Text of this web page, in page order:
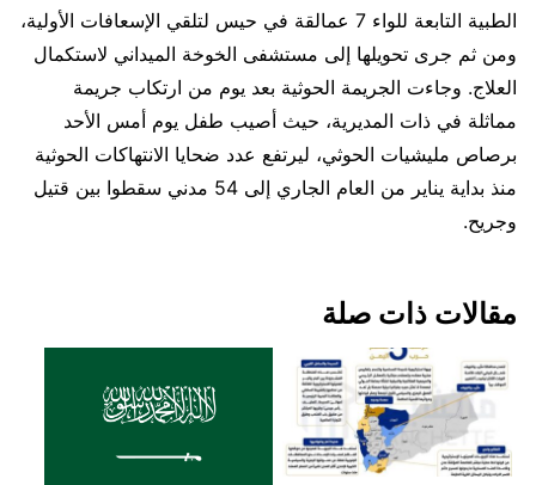
الطبية التابعة للواء 7 عمالقة في حيس لتلقي الإسعافات الأولية،
ومن ثم جرى تحويلها إلى مستشفى الخوخة الميداني لاستكمال
العلاج. وجاءت الجريمة الحوثية بعد يوم من ارتكاب جريمة
مماثلة في ذات المديرية، حيث أصيب طفل يوم أمس الأحد
برصاص مليشيات الحوثي، ليرتفع عدد ضحايا الانتهاكات الحوثية
منذ بداية يناير من العام الجاري إلى 54 مدني سقطوا بين قتيل
وجريح.
مقالات ذات صلة